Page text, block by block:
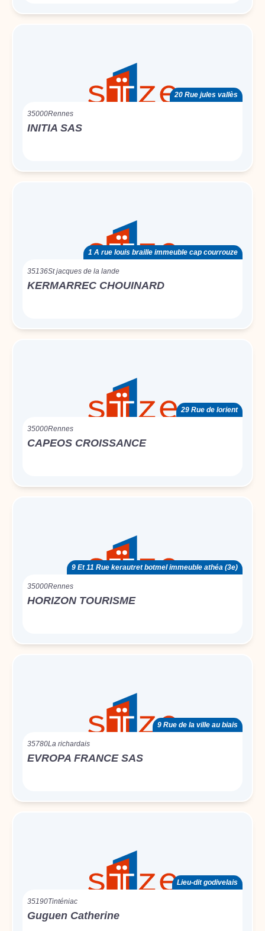
20 Rue jules vallès
35000Rennes
INITIA SAS
1 A rue louis braille immeuble cap courrouze
35136St jacques de la lande
KERMARREC CHOUINARD
29 Rue de lorient
35000Rennes
CAPEOS CROISSANCE
9 Et 11 Rue kerautret botmel immeuble athéa (3e)
35000Rennes
HORIZON TOURISME
9 Rue de la ville au biais
35780La richardais
EVROPA FRANCE SAS
Lieu-dit godivelais
35190Tinténiac
Guguen Catherine